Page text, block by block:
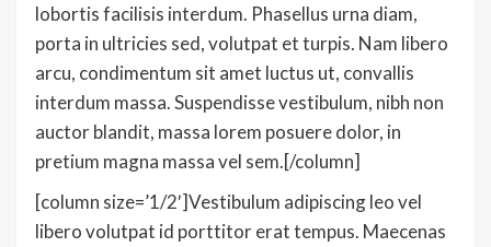
lobortis facilisis interdum. Phasellus urna diam,
porta in ultricies sed, volutpat et turpis. Nam libero
arcu, condimentum sit amet luctus ut, convallis
interdum massa. Suspendisse vestibulum, nibh non
auctor blandit, massa lorem posuere dolor, in
pretium magna massa vel sem.[/column]
[column size=’1/2′]Vestibulum adipiscing leo vel
libero volutpat id porttitor erat tempus. Maecenas